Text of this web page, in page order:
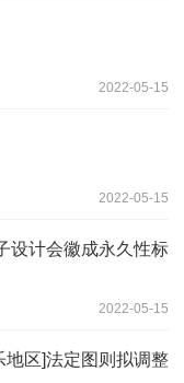
2022-05-15
2022-05-15
设计会徽成永久性标
2022-05-15
区]法定图则拟调整